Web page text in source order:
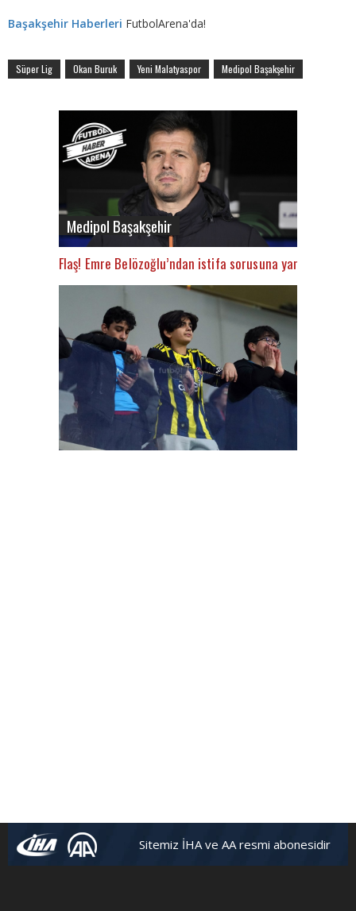
Başakşehir Haberleri FutbolArena'da!
Süper Lig Okan Buruk Yeni Malatyaspor Medipol Başakşehir
Medipol Başakşehir
Flaş! Emre Belözoğlu’ndan istifa sorusuna yanıt
Sitemiz İHA ve AA resmi abonesidir